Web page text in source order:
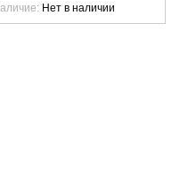
Нет в наличии